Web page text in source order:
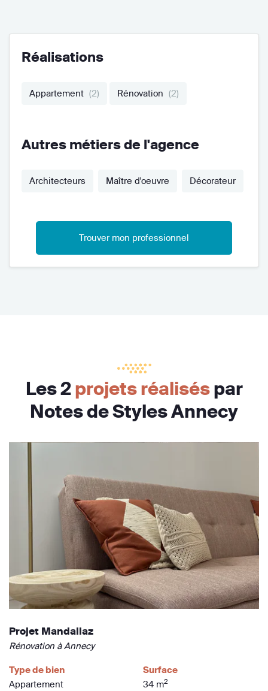
Réalisations
Appartement (2) Rénovation (2)
Autres métiers de l'agence
Architecteurs Maître d'oeuvre Décorateur
Trouver mon professionnel
Les 2projets réaliséspar
Notes de Styles Annecy
Projet Mandallaz
Rénovation à Annecy
Type de bien
Appartement
Surface
34 m2